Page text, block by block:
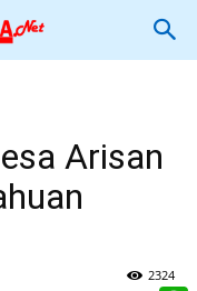
Arisan
2324